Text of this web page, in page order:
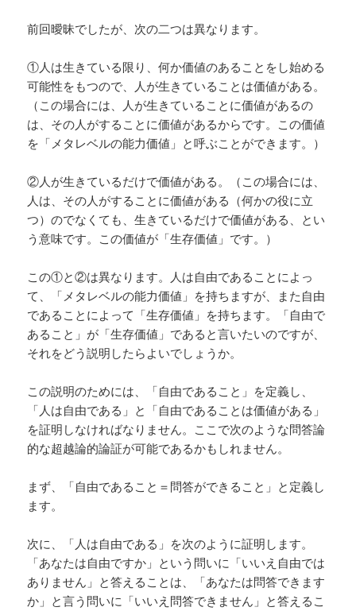
前回曖昧でしたが、次の二つは異なります。
①人は生きている限り、何か価値のあることをし始める
可能性をもつので、人が生きていることは価値がある。
（この場合には、人が生きていることに価値があるの
は、その人がすることに価値があるからです。この価値
を「メタレベルの能力価値」と呼ぶことができます。）
②人が生きているだけで価値がある。（この場合には、
人は、その人がすることに価値がある（何かの役に立
つ）のでなくても、生きているだけで価値がある、とい
う意味です。この価値が「生存価値」です。）
この①と②は異なります。人は自由であることによっ
て、「メタレベルの能力価値」を持ちますが、また自由
であることによって「生存価値」を持ちます。「自由で
あること」が「生存価値」であると言いたいのですが、
それをどう説明したらよいでしょうか。
この説明のためには、「自由であること」を定義し、
「人は自由である」と「自由であることは価値がある」
を証明しなければなりません。ここで次のような問答論
的な超越論的論証が可能であるかもしれません。
まず、「自由であること＝問答ができること」と定義し
ます。
次に、「人は自由である」を次のように証明します。
「あなたは自由ですか」という問いに「いいえ自由では
ありません」と答えることは、「あなたは問答できます
か」と言う問いに「いいえ問答できません」と答えるこ